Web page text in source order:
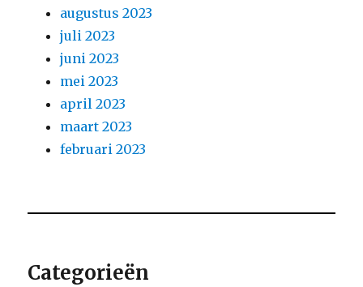
augustus 2023
juli 2023
juni 2023
mei 2023
april 2023
maart 2023
februari 2023
Categorieën